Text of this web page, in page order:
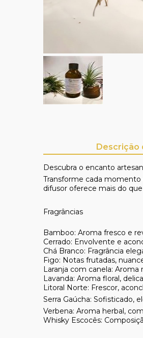
Descrição
Descubra o encanto
Transforme cada momento
difusor oferece mais do
Fragrâncias
Bamboo: Aroma fresco e
Cerrado: Envolvente e
Chá Branco: Fragrância
Figo: Notas frutadas,
Laranja com canela: Aroma
Lavanda: Aroma floral,
Litoral Norte: Frescor,
Serra Gaúcha: Sofisticado,
Verbena: Aroma herbal,
Whisky Escocês: